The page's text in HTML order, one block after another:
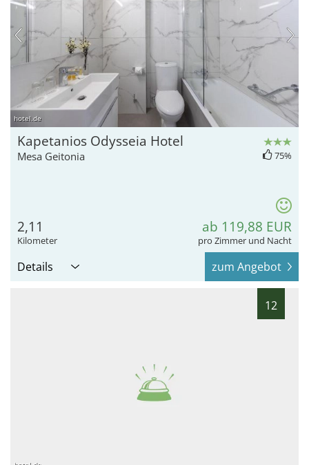
hotel.de
Kapetanios Odysseia Hotel
Mesa Geitonia 75%
2,11
Kilometer
ab 119,88 EUR
pro Zimmer und Nacht
Details zum Angebot
12